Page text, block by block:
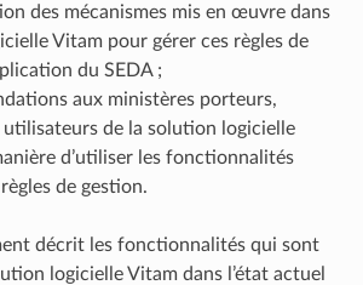
des mécanismes mis en œuvre dans
Vitam pour gérer ces règles de
du SEDA ;
aux ministères porteurs,
de la solution logicielle
d’utiliser les fonctionnalités
de gestion.
décrit les fonctionnalités qui sont
logicielle Vitam dans l’état actuel